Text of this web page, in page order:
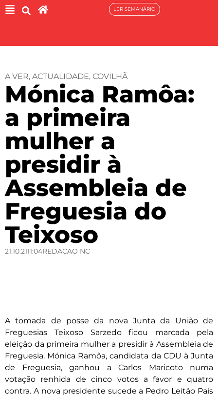
LER SEMANÁRIO
A VER, ACTUALIDADE, COVILHÃ
Mónica Ramôa:
a primeira
mulher a
presidir à
Assembleia de
Freguesia do
Teixoso
21.10.2111:04REDACAO NC
A tomada de posse da nova Junta da União de
Freguesias Teixoso Sarzedo ficou marcada pela
eleição da primeira mulher a presidir à Assembleia de
Freguesia. Mónica Ramôa, candidata da CDU à Junta
de Freguesia, ganhou a Carlos Maricoto numa
votação renhida de cinco votos a favor e quatro
contra. A nova presidente sucede a Pedro Leitão Pais